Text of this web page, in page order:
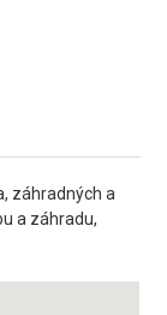
záhradných a
a záhradu,